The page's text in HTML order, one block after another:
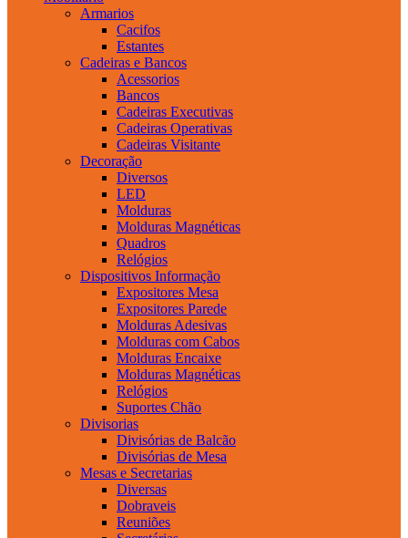
Armarios
Cacifos
Estantes
Cadeiras e Bancos
Acessorios
Bancos
Cadeiras Executivas
Cadeiras Operativas
Cadeiras Visitante
Decoração
Diversos
LED
Molduras
Molduras Magnéticas
Quadros
Relógios
Dispositivos Informação
Expositores Mesa
Expositores Parede
Molduras Adesivas
Molduras com Cabos
Molduras Encaixe
Molduras Magnéticas
Relógios
Suportes Chão
Divisorias
Divisórias de Balcão
Divisórias de Mesa
Mesas e Secretarias
Diversas
Dobraveis
Reuniões